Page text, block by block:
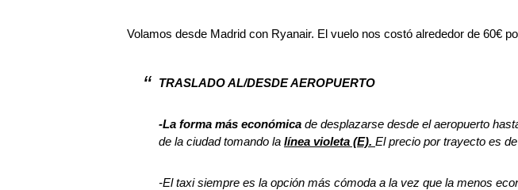
Volamos desde Madrid con Ryanair. El vuelo nos costó alrededor de 60€
TRASLADO AL/DESDE AEROPUERTO
-La forma más económica de desplazarse desde el aeropuerto
de la ciudad tomando la línea violeta (E). El precio por trayecto es de
-El taxi siempre es la opción más cómoda a la vez que la menos